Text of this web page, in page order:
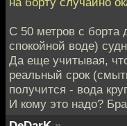
С 50 метров с борта
спокойной воде)
Да еще учитывая,
реальный срок
получится - вода
И кому это надо?